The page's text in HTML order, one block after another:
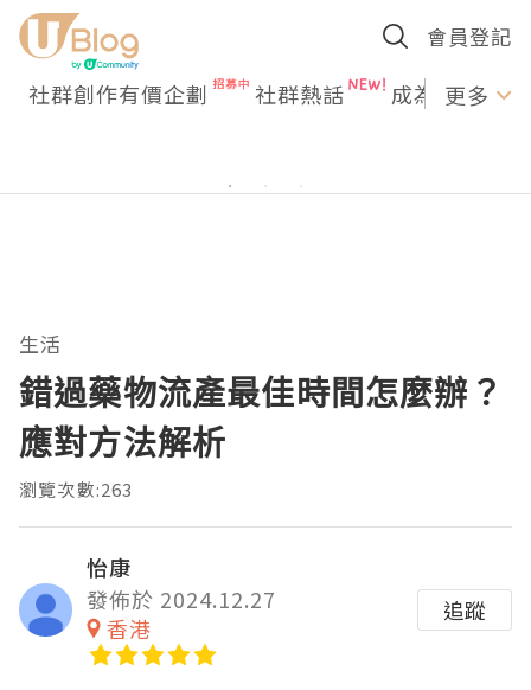
會員登記
社群創作有價企劃 社群熱話 成為U更多
生活
錯過藥物流產最佳時間怎麼辦？
應對方法解析
瀏覽次數:263
怡康
發佈於 2024.12.27
香港
追蹤